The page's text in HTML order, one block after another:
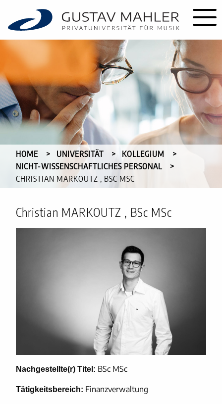
HOME UNIVERSITÄT
KOLLEGIUM
NICHT-WISSENSCHAFTLICHES PERSONAL
CURRENT:
CHRISTIAN MARKOUTZ , BSC MSC
Christian MARKOUTZ , BSc MSc
Nachgestellte(r) Titel: BSc MSc
Tätigkeitsbereich: Finanzverwaltung